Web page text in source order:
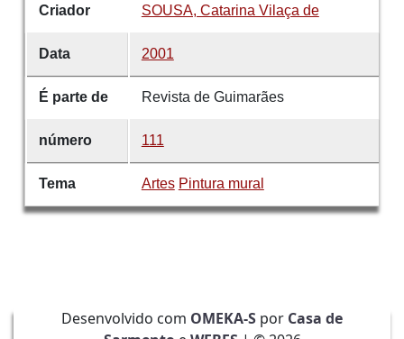
Criador SOUSA, Catarina Vilaça de
Data 2001
É parte de Revista de Guimarães
número 111
Tema Artes Pintura mural
Desenvolvido com OMEKA-S por Casa de